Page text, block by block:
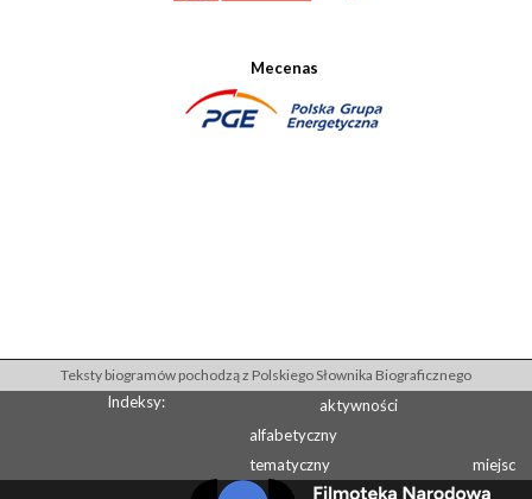
Mecenas
Teksty biogramów pochodzą z Polskiego Słownika Biograficznego
Indeksy:
aktywności
alfabetyczny
tematyczny
miejsc